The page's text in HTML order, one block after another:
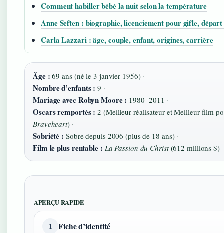
Comment habiller bébé la nuit selon la température
Anne Seften : biographie, licenciement pour gifle,
Carla Lazzari : âge, couple, enfant, origines, carrière
Âge : 69 ans (né le 3 janvier 1956) ·
Nombre d’enfants : 9 ·
Mariage avec Robyn Moore : 1980–2011 ·
Oscars remportés : 2 (Meilleur réalisateur et Meilleur film
Braveheart) ·
Sobriété : Sobre depuis 2006 (plus de 18 ans) ·
Film le plus rentable : La Passion du Christ(612 millions $)
APERÇU RAPIDE
1 Fiche d’identité